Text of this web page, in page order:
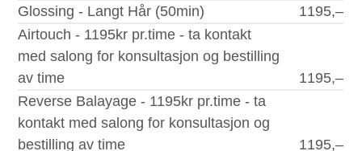
Glossing - Langt Hår (50min)
1195,–
Airtouch - 1195kr pr.time - ta kontakt
med salong for konsultasjon og bestilling
av time
1195,–
Reverse Balayage - 1195kr pr.time - ta
kontakt med salong for konsultasjon og
bestilling av time
1195,–